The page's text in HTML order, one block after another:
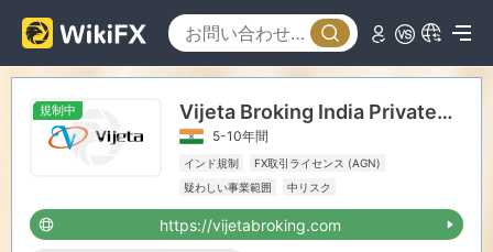
規制中 Vijeta Broking India Private Limited
5-10年間
インド規制
FX取引ライセンス (AGN)
疑わしい事業範囲
中リスク
https://vijetabroking.com
0
1
2
2
3
4